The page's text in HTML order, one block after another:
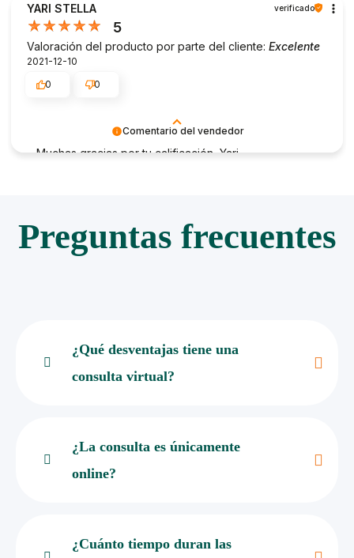
Comentario del vendedor
Muchas gracias por tu calificación, Yari.
YARI STELLA verificado
5
Valoración del producto por parte del cliente: Excelente
2021-12-10
0
0
Preguntas frecuentes
¿Qué desventajas tiene una
consulta virtual?
¿La consulta es únicamente
online?
¿Cuánto tiempo duran las